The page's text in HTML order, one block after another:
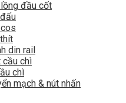
đầu cốt
din rail
cầu chì
chì
mạch & nút nhấn